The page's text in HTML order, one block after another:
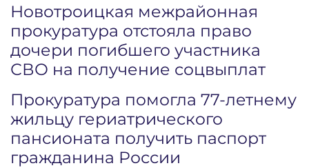
Новотроицкая межрайонная
прокуратура отстояла право
дочери погибшего участника
СВО на получение соцвыплат
Прокуратура помогла 77-летнему
жильцу гериатрического
пансионата получить паспорт
гражданина России